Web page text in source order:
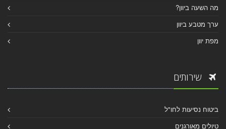
מה השעה ביוון?
ערך מטבע ביוון
מפת יוון
שירותים
ביטוח נסיעות לחו"ל
טיולים מאורגנים